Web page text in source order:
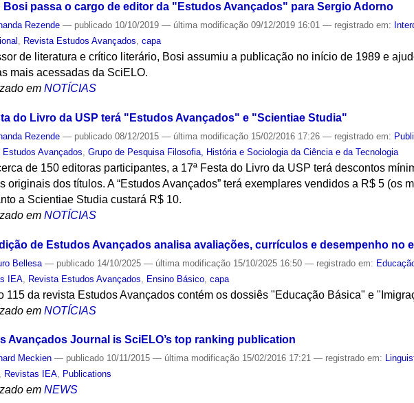
Bosi passa o cargo de editor da "Estudos Avançados" para Sergio Adorno
Rezende — publicado 10/10/2019— última modificação 09/12/2019 16:01— registrado em:
, Revista Estudos Avançados,capa
de literatura e crítico literário, Bosi assumiu a publicação no início de 1989 e
mais acessadas da SciELO.
em NOTÍCIAS
do Livro da USP terá "Estudos Avançados" e "Scientiae Studia"
Rezende — publicado 08/12/2015— última modificação 15/02/2016 17:26— registrado em:
Estudos Avançados ,Grupo de Pesquisa Filosofia, História e Sociologia da Ciência e da Tecnologia
de 150 editoras participantes, a 17ª Festa do Livro da USP terá descontos
originais dos títulos. A “Estudos Avançados” terá exemplares vendidos a R$ 5 (os
a Scientiae Studia custará R$ 10.
em NOTÍCIAS
de Estudos Avançados analisa avaliações, currículos e desempenho no
Bellesa — publicado 14/10/2025— última modificação 15/10/2025 16:50— registrado em:
IEA
Revista Estudos Avançados Ensino Básico ,capa
115 da revista Estudos Avançados contém os dossiês "Educação Básica" e
em NOTÍCIAS
Avançados Journal is SciELO’s top ranking publication
Meckien — publicado 10/11/2015— última modificação 15/02/2016 17:21— registrado em:
, Revistas IEA, Publications
em NEWS